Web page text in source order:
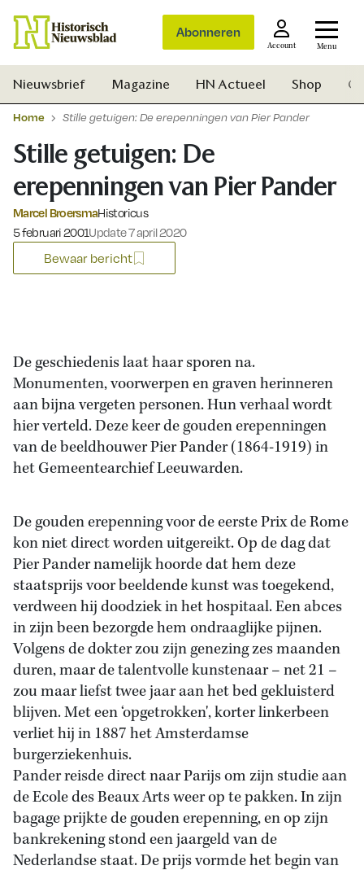
Abonneren
Account Menu
Nieuwsbrief Magazine HN Actueel Shop
Home Stille getuigen: De erepenningen van Pier Pander
Stille getuigen: De
erepenningen van Pier Pander
Marcel BroersmaHistoricus
Gepubliceerd op:
5 februari 2001Update 7 april 2020
Bewaar bericht
De geschiedenis laat haar sporen na.
Monumenten, voorwerpen en graven herinneren
aan bijna vergeten personen. Hun verhaal wordt
hier verteld. Deze keer de gouden erepenningen
van de beeldhouwer Pier Pander (1864-1919) in
het Gemeentearchief Leeuwarden.
De gouden erepenning voor de eerste Prix de Rome
kon niet direct worden uitgereikt. Op de dag dat
Pier Pander namelijk hoorde dat hem deze
staatsprijs voor beeldende kunst was toegekend,
verdween hij doodziek in het hospitaal. Een abces
in zijn been bezorgde hem ondraaglijke pijnen.
Volgens de dokter zou zijn genezing zes maanden
duren, maar de talentvolle kunstenaar – net 21 –
zou maar liefst twee jaar aan het bed gekluisterd
blijven. Met een ‘opgetrokken', korter linkerbeen
verliet hij in 1887 het Amsterdamse
burgerziekenhuis.
Pander reisde direct naar Parijs om zijn studie aan
de Ecole des Beaux Arts weer op te pakken. In zijn
bagage prijkte de gouden erepenning, en op zijn
bankrekening stond een jaargeld van de
Nederlandse staat. De prijs vormde het begin van